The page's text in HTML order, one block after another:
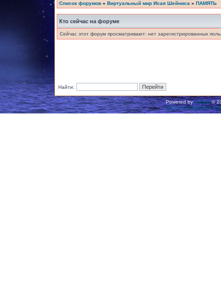
Список форумов » Виртуальный мир Исая Шейниса » ПАМЯТЬ
Кто сейчас на форуме
Сейчас этот форум просматривают: нет зарегистрированных
Найти:
Powered byphpBB©
Русская поддержка